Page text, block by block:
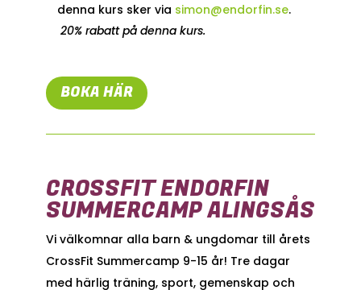
denna kurs sker via simon@endorfin.se.
20% rabatt på denna kurs.
BOKA HÄR
CROSSFIT ENDORFIN
SUMMERCAMP ALINGSÅS
Vi välkomnar alla barn & ungdomar till årets
CrossFit Summercamp 9-15 år! Tre dagar
med härlig träning, sport, gemenskap och